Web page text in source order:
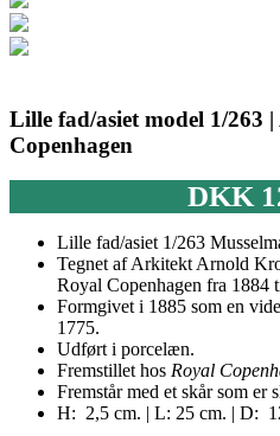
Lille fad/asiet model 1/263
Copenhagen
DKK
Lille fad/asiet 1/263
Tegnet af Arkitekt Arnold
Royal Copenhagen fra 1884
Formgivet i 1885 som en
1775.
Udført i porcelæn.
Fremstillet hos Royal
Fremstår med et skår som er
H: 2,5 cm. | L: 25 cm. | D: